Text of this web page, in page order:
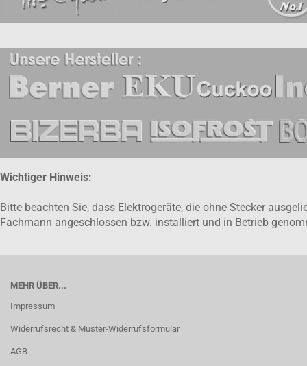
Wichtiger Hinweis:
Bitte beachten Sie, dass Elektrogeräte, die ohne Stecker
Fachmann angeschlossen bzw. installiert und in Betrieb
MEHR ÜBER...
Impressum
Widerrufsrecht & Muster-Widerrufsformular
AGB